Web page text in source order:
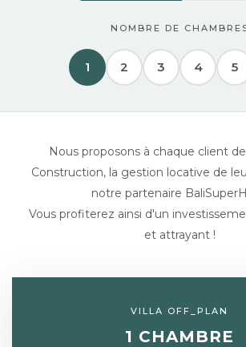
NOMBRE DE
1 2 3 4 5
Nous proposons à chaque client
Construction, la gestion locative de
notre partenaire
Vous profiterez ainsi d'un
et attrayant !
VILLA OFF_PLAN
1 CHAMBRE